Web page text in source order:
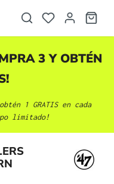
3 Y OBTÉN
1 GRATIS en cada
limitado!